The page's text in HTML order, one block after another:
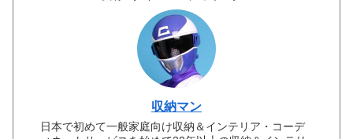
収納マン
日本で初めて一般家庭向け収納＆インテリア・コーデ